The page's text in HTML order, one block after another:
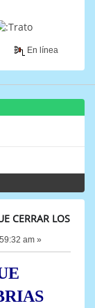
En línea
CERRAR LOS
am »